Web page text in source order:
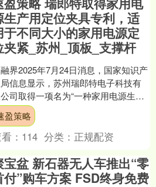
生产用定位夹具专利，适
于不同大小的家用电源定
夹紧_苏州_顶板_支撑杆
界2025年7月24日消息，国家知识产
信息显示，苏州瑞郎特电子科技有
司取得一项名为“一种家用电源生产
位夹具”的专利，授权公告号
盈策略
： 114 分类： 正规配资
宝盆 新石器无人车推出“零
付”购车方案 FSD终身免费